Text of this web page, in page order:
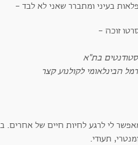
בעיני ומתברר שאני לא לבד -
זוכה -
בת"א
הבינלאומי לקולנוע קצר
לי לרגע לחיות חיים של אחרים.
תעודי.